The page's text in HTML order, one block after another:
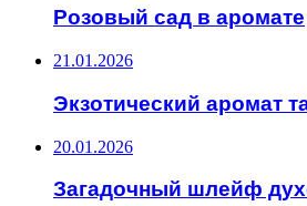
Розовый сад в аромате
21.01.2026
Экзотический аромат
20.01.2026
Загадочный шлейф